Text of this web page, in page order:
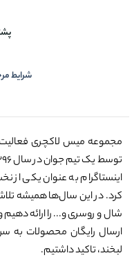
شرایط
مجموعه میس لاکچری فعالیت
اینستاگرام به عنوان یکی
کرد. در این سال‌ها همیشه
شال و روسری و... را ارائه
ارسال رایگان محصولات به
لبخند، تاکید داشتیم.